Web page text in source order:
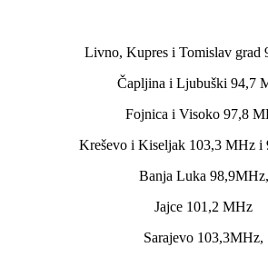
Livno, Kupres i Tomislav grad
Čapljina i Ljubuški 94,7
Fojnica i Visoko 97,8
Kreševo i Kiseljak 103,3 MHz i
Banja Luka 98,9MHz,
Jajce 101,2 MHz
Sarajevo 103,3MHz,